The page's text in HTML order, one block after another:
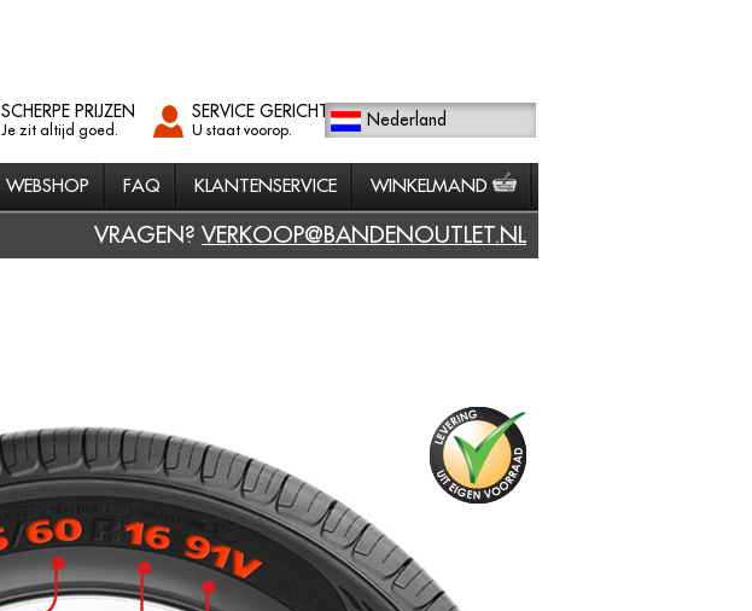
SCHERPE PRIJZEN
Je zit altijd goed.
SERVICE GERICHT
U staat voorop. Nederland
WEBSHOP FAQ KLANTENSERVICE WINKELMAND
VRAGEN? VERKOOP@BANDENOUTLET.NL